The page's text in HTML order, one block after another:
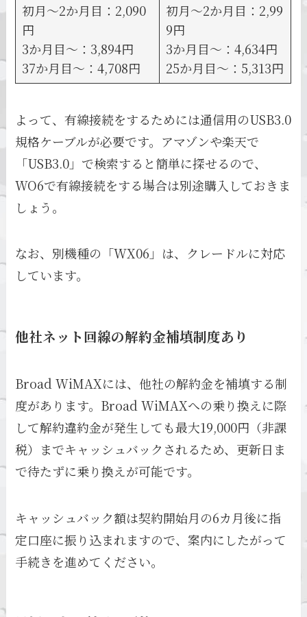
初月～2か月目：2,090
円
3か月目～：3,894円
37か月目～：4,708円
初月～2か月目：2,99
9円
3か月目～：4,634円
25か月目～：5,313円
よって、有線接続をするためには通信用のUSB3.0
規格ケーブルが必要です。アマゾンや楽天で
「USB3.0」で検索すると簡単に探せるので、
WO6で有線接続をする場合は別途購入しておきま
しょう。
なお、別機種の「WX06」は、クレードルに対応
しています。
他社ネット回線の解約金補填制度あり
Broad WiMAXには、他社の解約金を補填する制
度があります。Broad WiMAXへの乗り換えに際
して解約違約金が発生しても最大19,000円（非課
税）までキャッシュバックされるため、更新日ま
で待たずに乗り換えが可能です。
キャッシュバック額は契約開始月の6カ月後に指
定口座に振り込まれますので、案内にしたがって
手続きを進めてください。